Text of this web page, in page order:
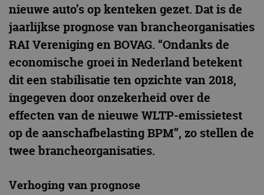
nieuwe auto’s op kenteken gezet. Dat is de
jaarlijkse prognose van brancheorganisaties
RAI Vereniging en BOVAG. “Ondanks de
economische groei in Nederland betekent
dit een stabilisatie ten opzichte van 2018,
ingegeven door onzekerheid over de
effecten van de nieuwe WLTP-emissietest
op de aanschafbelasting BPM”, zo stellen de
twee brancheorganisaties.
Verhoging van prognose